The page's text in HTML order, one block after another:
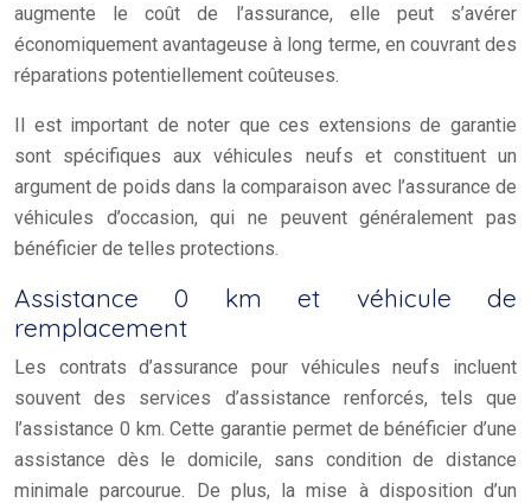
augmente le coût de l’assurance, elle peut s’avérer
économiquement avantageuse à long terme, en couvrant des
réparations potentiellement coûteuses.
Il est important de noter que ces extensions de garantie
sont spécifiques aux véhicules neufs et constituent un
argument de poids dans la comparaison avec l’assurance de
véhicules d’occasion, qui ne peuvent généralement pas
bénéficier de telles protections.
Assistance 0 km et véhicule de
remplacement
Les contrats d’assurance pour véhicules neufs incluent
souvent des services d’assistance renforcés, tels que
l’assistance 0 km. Cette garantie permet de bénéficier d’une
assistance dès le domicile, sans condition de distance
minimale parcourue. De plus, la mise à disposition d’un